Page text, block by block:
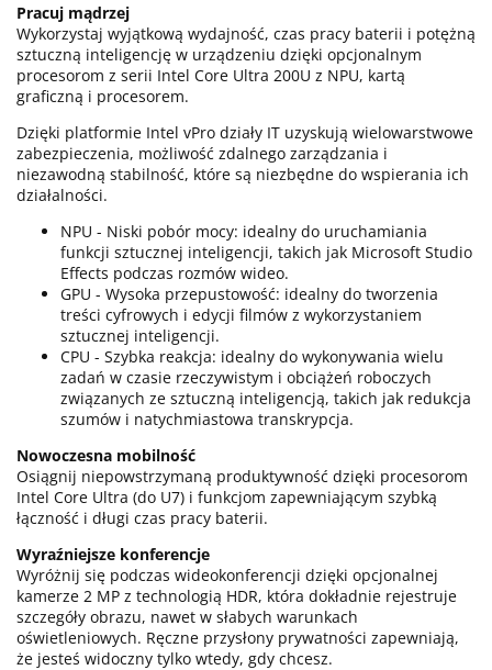
Pracuj mądrzej
Wykorzystaj wyjątkową wydajność, czas pracy baterii i potężną
sztuczną inteligencję w urządzeniu dzięki opcjonalnym
procesorom z serii Intel Core Ultra 200U z NPU, kartą
graficzną i procesorem.
Dzięki platformie Intel vPro działy IT uzyskują wielowarstwowe
zabezpieczenia, możliwość zdalnego zarządzania i
niezawodną stabilność, które są niezbędne do wspierania ich
działalności.
NPU - Niski pobór mocy: idealny do uruchamiania
funkcji sztucznej inteligencji, takich jak Microsoft Studio
Effects podczas rozmów wideo.
GPU - Wysoka przepustowość: idealny do tworzenia
treści cyfrowych i edycji filmów z wykorzystaniem
sztucznej inteligencji.
CPU - Szybka reakcja: idealny do wykonywania wielu
zadań w czasie rzeczywistym i obciążeń roboczych
związanych ze sztuczną inteligencją, takich jak redukcja
szumów i natychmiastowa transkrypcja.
Nowoczesna mobilność
Osiągnij niepowstrzymaną produktywność dzięki procesorom
Intel Core Ultra (do U7) i funkcjom zapewniającym szybką
łączność i długi czas pracy baterii.
Wyraźniejsze konferencje
Wyróżnij się podczas wideokonferencji dzięki opcjonalnej
kamerze 2 MP z technologią HDR, która dokładnie rejestruje
szczegóły obrazu, nawet w słabych warunkach
oświetleniowych. Ręczne przysłony prywatności zapewniają,
że jesteś widoczny tylko wtedy, gdy chcesz.